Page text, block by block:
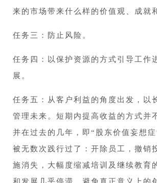
来的市场带来什么样的价值观、成就
任务三：防止风险。
任务四：以保护资源的方式引导工作
展。
任务五：从客户利益的角度出发，以
管理未来。短期内提高收益的方式并
并在过去的几年，即“股东价值妄想症
被无数次践行过了：开除员工，撤销
施消失，大幅度缩减培训及继续教育